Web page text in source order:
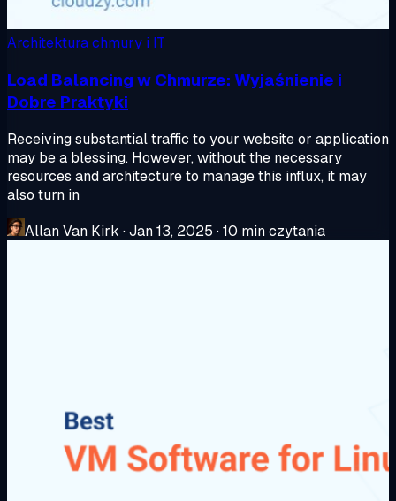
Architektura chmury i IT
Load Balancing w Chmurze: Wyjaśnienie i
Dobre Praktyki
Receiving substantial traffic to your website or application
may be a blessing. However, without the necessary
resources and architecture to manage this influx, it may
also turn in
Allan Van Kirk ·Jan 13, 2025 ·10 min czytania